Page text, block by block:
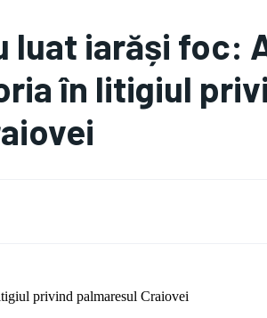
luat iarăși foc:
în litigiul